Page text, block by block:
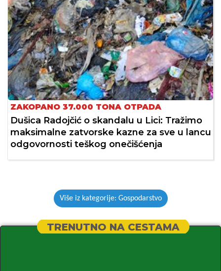
ZAKOPANO 37.000 TONA OTPADA
Dušica Radojčić o skandalu u Lici: Tražimo
maksimalne zatvorske kazne za sve u lancu
odgovornosti teškog onečišćenja
Više iz kategorije: Gospodarstvo
TRENUTNO NA CESTAMA